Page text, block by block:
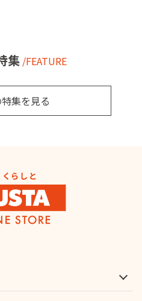
集 /FEATURE
集を見る